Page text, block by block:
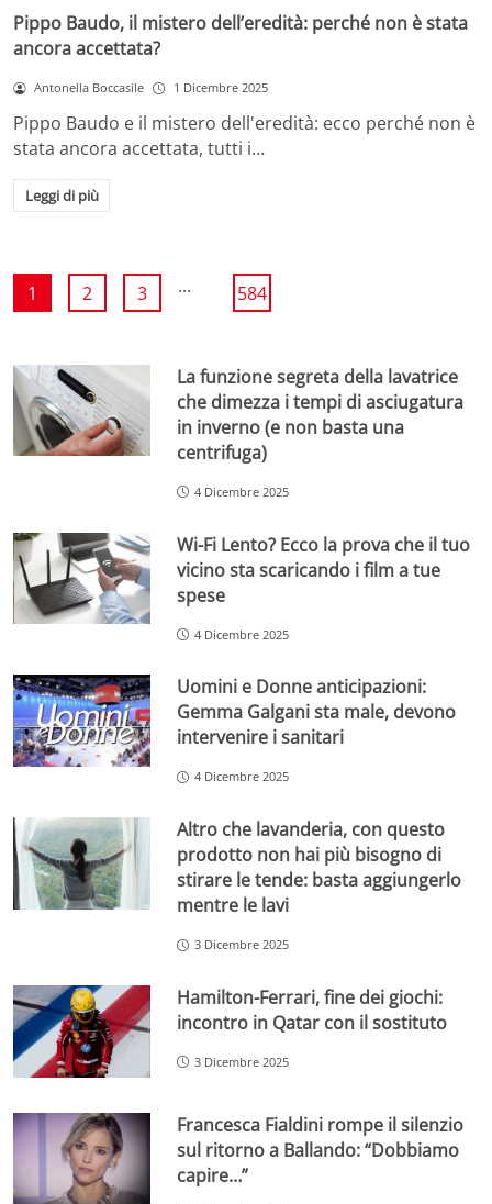
Pippo Baudo, il mistero dell’eredità: perché non è stata
ancora accettata?
Antonella Boccasile 1 Dicembre 2025
Pippo Baudo e il mistero dell'eredità: ecco perché non è
stata ancora accettata, tutti i…
Leggi di più
1 2 3 ... 584
La funzione segreta della lavatrice
che dimezza i tempi di asciugatura
in inverno (e non basta una
centrifuga)
4 Dicembre 2025
Wi-Fi Lento? Ecco la prova che il tuo
vicino sta scaricando i film a tue
spese
4 Dicembre 2025
Uomini e Donne anticipazioni:
Gemma Galgani sta male, devono
intervenire i sanitari
4 Dicembre 2025
Altro che lavanderia, con questo
prodotto non hai più bisogno di
stirare le tende: basta aggiungerlo
mentre le lavi
3 Dicembre 2025
Hamilton-Ferrari, fine dei giochi:
incontro in Qatar con il sostituto
3 Dicembre 2025
Francesca Fialdini rompe il silenzio
sul ritorno a Ballando: “Dobbiamo
capire…”